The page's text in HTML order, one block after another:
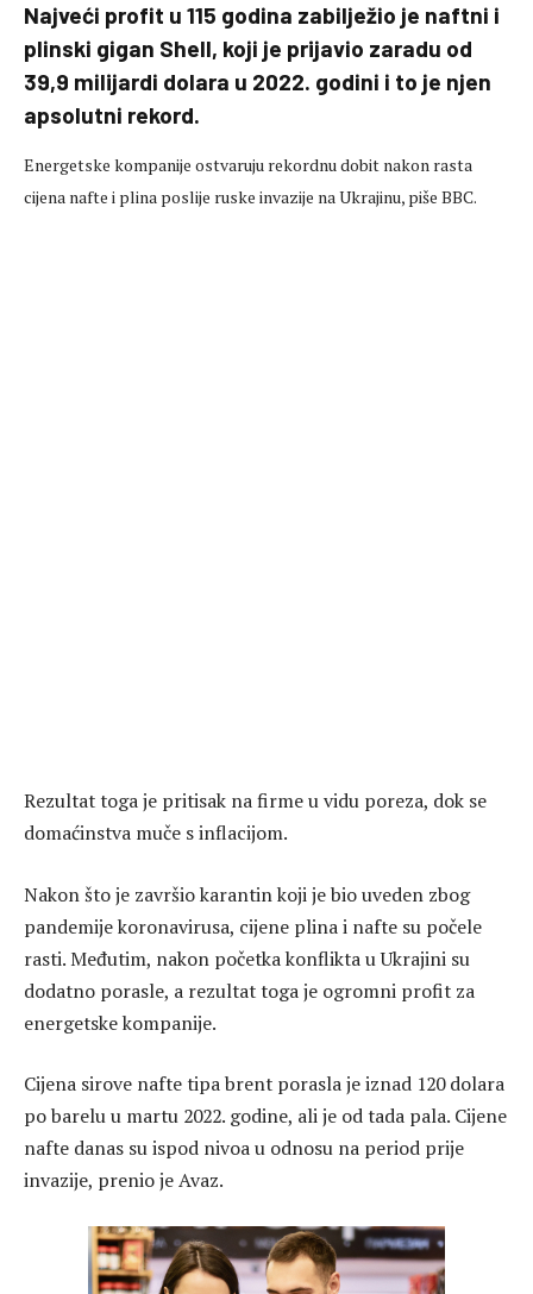
Najveći profit u 115 godina zabilježio je naftni i
plinski gigan Shell, koji je prijavio zaradu od
39,9 milijardi dolara u 2022. godini i to je njen
apsolutni rekord.
Energetske kompanije ostvaruju rekordnu dobit nakon rasta
cijena nafte i plina poslije ruske invazije na Ukrajinu, piše BBC.
Rezultat toga je pritisak na firme u vidu poreza, dok se
domaćinstva muče s inflacijom.
Nakon što je završio karantin koji je bio uveden zbog
pandemije koronavirusa, cijene plina i nafte su počele
rasti. Međutim, nakon početka konflikta u Ukrajini su
dodatno porasle, a rezultat toga je ogromni profit za
energetske kompanije.
Cijena sirove nafte tipa brent porasla je iznad 120 dolara
po barelu u martu 2022. godine, ali je od tada pala. Cijene
nafte danas su ispod nivoa u odnosu na period prije
invazije, prenio je Avaz.